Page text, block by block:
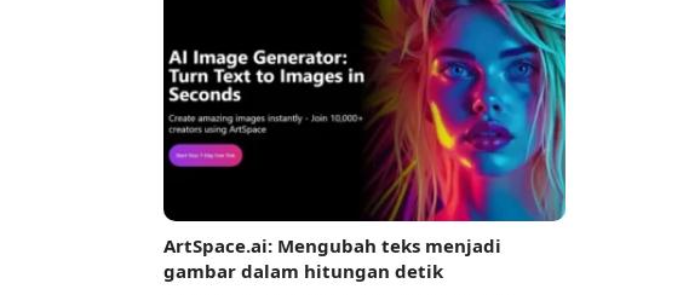
ArtSpace.ai: Mengubah teks menjadi
gambar dalam hitungan detik